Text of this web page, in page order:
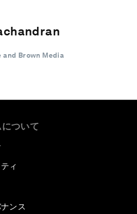
and Brown Media
ついて
ィ
ンス